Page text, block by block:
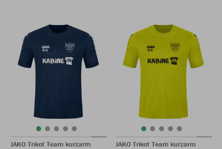
JAKO Trikot Team kurzarm
JAKO Trikot Team kurzarm